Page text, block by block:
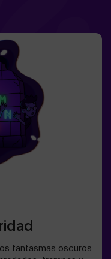
No es un
fantasmas oscuros